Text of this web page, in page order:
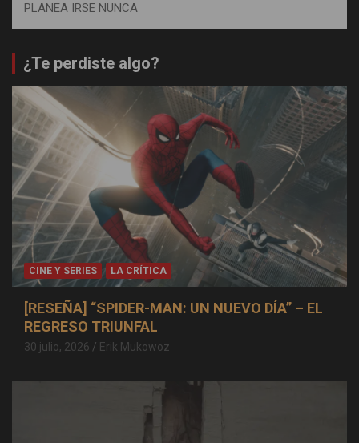
PLANEA IRSE NUNCA
¿Te perdiste algo?
CINE Y SERIES LA CRÍTICA
[RESEÑA] “SPIDER-MAN: UN NUEVO DÍA” – EL
REGRESO TRIUNFAL
30 julio, 2026 Erik Mukowoz